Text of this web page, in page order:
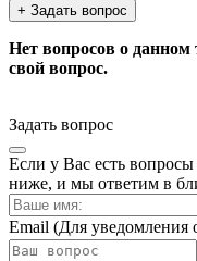
+ Задать вопрос
Нет вопросов о данном
свой вопрос.
Задать вопрос
Если у Вас есть
ниже, и мы ответим в
Email (Для уведомления